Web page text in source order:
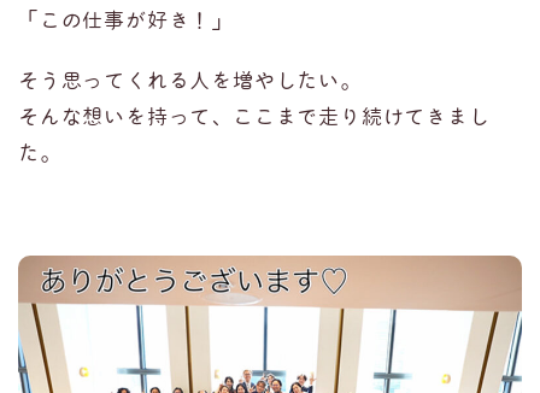
「この仕事が好き！」
そう思ってくれる人を増やしたい。
そんな想いを持って、ここまで走り続けてきまし
た。